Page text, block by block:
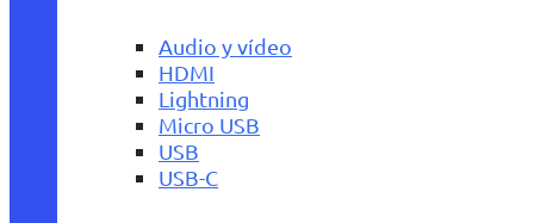
Audio y vídeo
HDMI
Lightning
Micro USB
USB
USB-C